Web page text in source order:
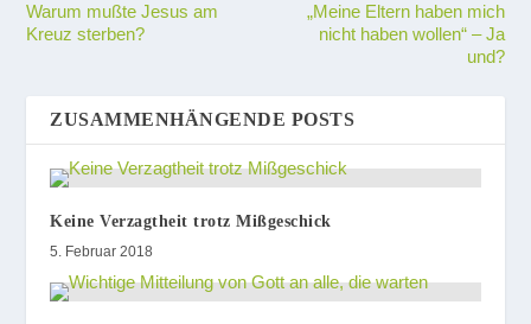
Warum mußte Jesus am
Kreuz sterben?
„Meine Eltern haben mich
nicht haben wollen“ – Ja
und?
ZUSAMMENHÄNGENDE POSTS
Keine Verzagtheit trotz Mißgeschick
5. Februar 2018